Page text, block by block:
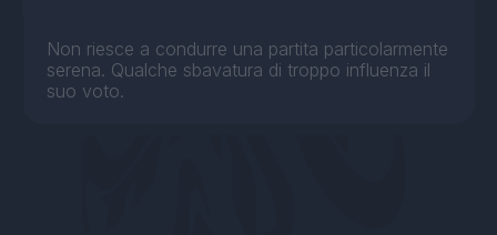
Non riesce a condurre una partita particolarmente
serena. Qualche sbavatura di troppo influenza il
suo voto.